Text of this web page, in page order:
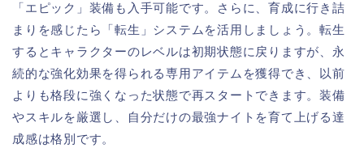
「エピック」装備も入手可能です。さらに、育成に行き詰
まりを感じたら「転生」システムを活用しましょう。転生
するとキャラクターのレベルは初期状態に戻りますが、永
続的な強化効果を得られる専用アイテムを獲得でき、以前
よりも格段に強くなった状態で再スタートできます。装備
やスキルを厳選し、自分だけの最強ナイトを育て上げる達
成感は格別です。